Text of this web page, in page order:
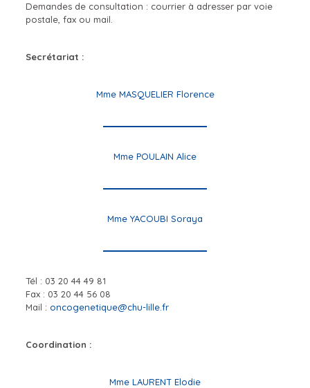
Demandes de consultation : courrier à adresser par voie
postale, fax ou mail.
Secrétariat :
Mme MASQUELIER Florence
Mme POULAIN Alice
Mme YACOUBI Soraya
Tél : 03 20 44 49 81
Fax : 03 20 44 56 08
Mail : oncogenetique@chu-lille.fr
Coordination :
Mme LAURENT Elodie